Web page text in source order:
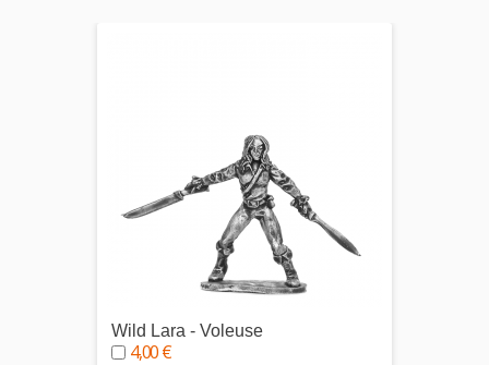
Wild Lara - Voleuse
4,00 €